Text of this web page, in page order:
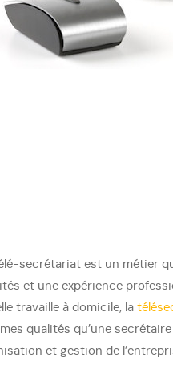
secrétariat est un métier
et une expérience
travaille à domicile, la
qualités qu’une
et gestion de